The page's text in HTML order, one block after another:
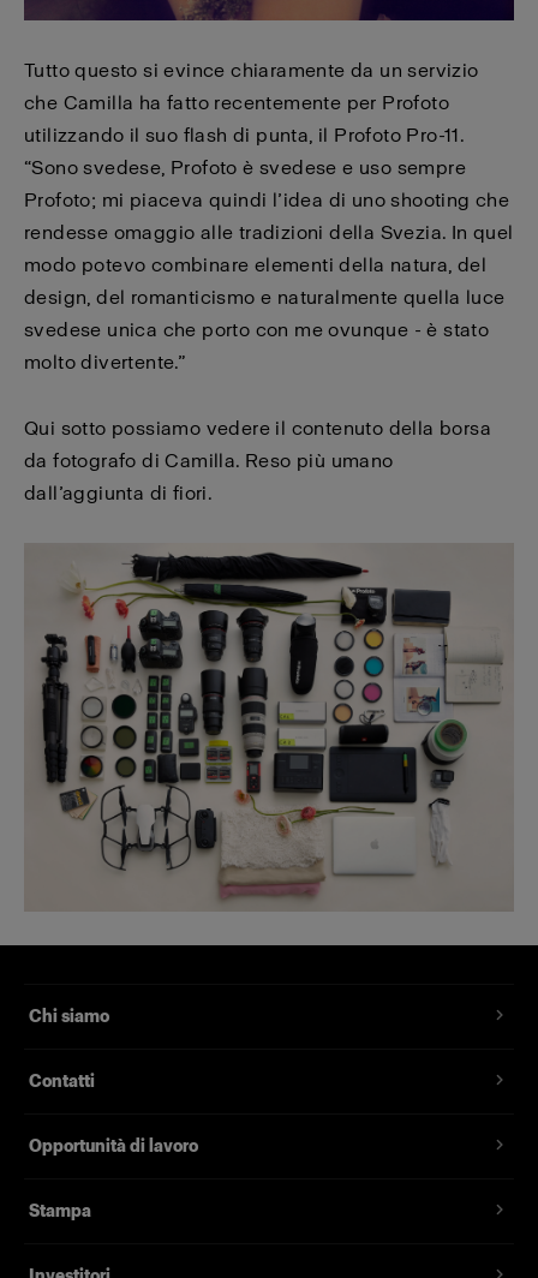
Tutto questo si evince chiaramente da un servizio
che Camilla ha fatto recentemente per Profoto
utilizzando il suo flash di punta, il Profoto Pro-11.
“Sono svedese, Profoto è svedese e uso sempre
Profoto; mi piaceva quindi l’idea di uno shooting che
rendesse omaggio alle tradizioni della Svezia. In quel
modo potevo combinare elementi della natura, del
design, del romanticismo e naturalmente quella luce
svedese unica che porto con me ovunque - è stato
molto divertente.”
Qui sotto possiamo vedere il contenuto della borsa
da fotografo di Camilla. Reso più umano
dall’aggiunta di fiori.
Chi siamo
Contatti
Opportunità di lavoro
Stampa